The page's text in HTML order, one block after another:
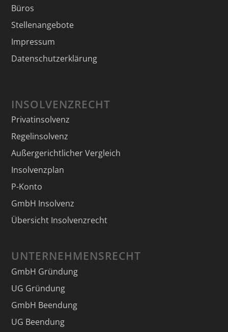
Büros
Stellenangebote
Impressum
Datenschutzerklärung
INSOLVENZRECHT
Privatinsolvenz
Regelinsolvenz
Außergerichtlicher Vergleich
Insolvenzplan
P-Konto
GmbH Insolvenz
Übersicht Insolvenzrecht
UNTERNEHMENSRECHT
GmbH Gründung
UG Gründung
GmbH Beendung
UG Beendung